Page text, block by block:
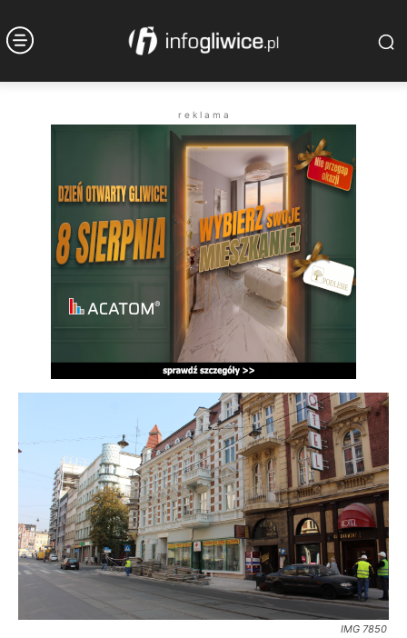
r e k l a m a
IMG 7850